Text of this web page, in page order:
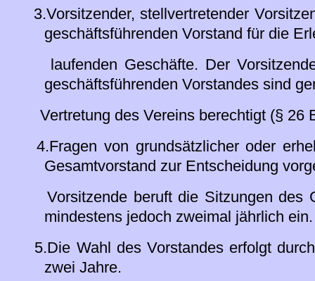
3.Vorsitzender, stellvertretender
geschäftsführenden Vorstand für die
laufenden Geschäfte. Der
geschäftsführenden Vorstandes sind
Vertretung des Vereins berechtigt (§ 26
4.Fragen von grundsätzlicher oder
Gesamtvorstand zur Entscheidung
Vorsitzende beruft die Sitzungen des
mindestens jedoch zweimal jährlich ein.
5.Die Wahl des Vorstandes erfolgt
zwei Jahre.